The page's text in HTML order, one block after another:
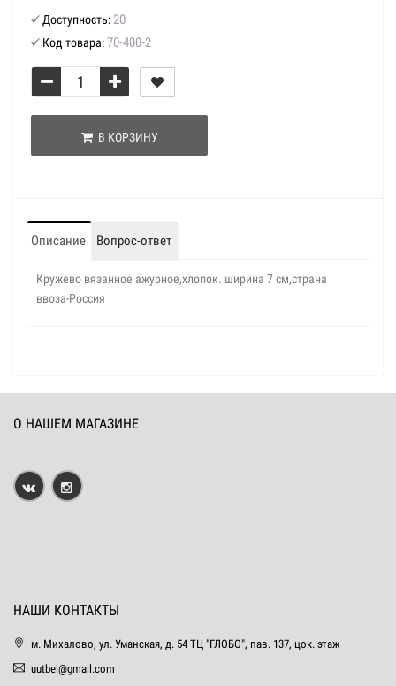
Доступность: 20
Код товара:70-400-2
В КОРЗИНУ
Описание Вопрос-ответ
Кружево вязанное ажурное,хлопок. ширина 7 см,страна
ввоза-Россия
О НАШЕМ МАГАЗИНЕ
НАШИ КОНТАКТЫ
м. Михалово, ул. Уманская, д. 54 ТЦ "ГЛОБО", пав. 137, цок. этаж
uutbel@gmail.com